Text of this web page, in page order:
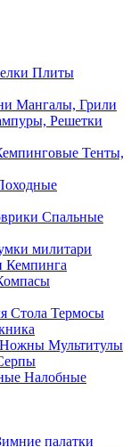
Плиты
Мангалы, Грили
Решетки
Тенты,
Спальные
милитари
Кемпинга
Стола Термосы
Мультитулы
Налобные
палатки